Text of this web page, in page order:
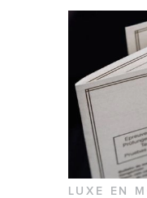
LUXE EN